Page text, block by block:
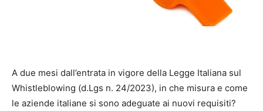
A due mesi dall’entrata in vigore della Legge Italiana sul
Whistleblowing (d.Lgs n. 24/2023), in che misura e come
le aziende italiane si sono adeguate ai nuovi requisiti?